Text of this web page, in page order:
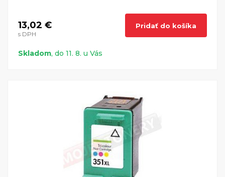
13,02 €
s DPH
Pridať do košíka
Skladom, do 11. 8. u Vás